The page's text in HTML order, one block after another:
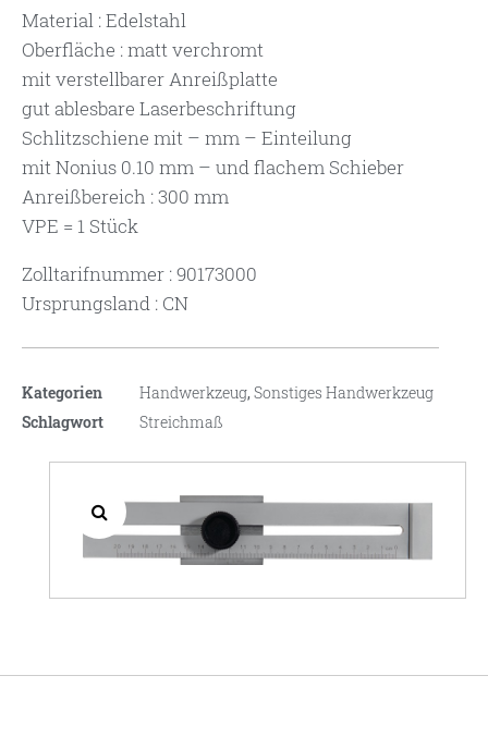
Material : Edelstahl
Oberfläche : matt verchromt
mit verstellbarer Anreißplatte
gut ablesbare Laserbeschriftung
Schlitzschiene mit – mm – Einteilung
mit Nonius 0.10 mm – und flachem Schieber
Anreißbereich : 300 mm
VPE = 1 Stück
Zolltarifnummer : 90173000
Ursprungsland : CN
Kategorien Handwerkzeug,Sonstiges Handwerkzeug
Schlagwort
Streichmaß